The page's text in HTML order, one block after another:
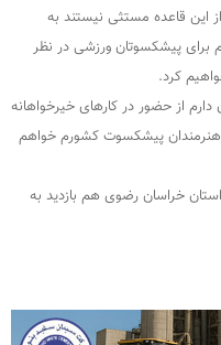
این قاعده مستثی نیستند به
برای پیشکسوتان ورزشی در نظر
کرد.
از حضور در کارهای خیرخواهانه
پیشکسوت کشورم خواهم
خراسان رضوی هم بازدید به